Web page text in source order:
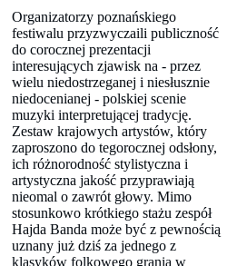
Organizatorzy poznańskiego
festiwalu przyzwyczaili publiczność
do corocznej prezentacji
interesujących zjawisk na - przez
wielu niedostrzeganej i niesłusznie
niedocenianej - polskiej scenie
muzyki interpretującej tradycję.
Zestaw krajowych artystów, który
zaproszono do tegorocznej odsłony,
ich różnorodność stylistyczna i
artystyczna jakość przyprawiają
nieomal o zawrót głowy. Mimo
stosunkowo krótkiego stażu zespół
Hajda Banda może być z pewnością
uznany już dziś za jednego z
klasyków folkowego grania w